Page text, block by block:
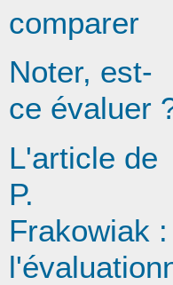
comparer
Noter, est-
ce évaluer
L'article de
P.
Frakowiak :